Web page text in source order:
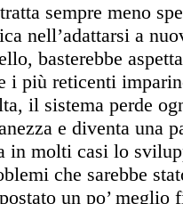
sempre meno
nell’adattarsi a
basterebbe
i più reticenti
il sistema perde
e diventa una
in molti casi lo
che sarebbe
un po’